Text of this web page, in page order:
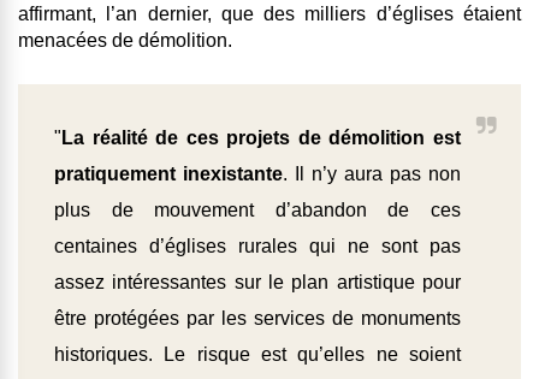
affirmant, l’an dernier, que des milliers d’églises étaient
menacées de démolition.
" La réalité de ces projets de démolition est
pratiquement inexistante. Il n’y aura pas non
plus de mouvement d’abandon de ces
centaines d’églises rurales qui ne sont pas
assez intéressantes sur le plan artistique pour
être protégées par les services de monuments
historiques. Le risque est qu’elles ne soient